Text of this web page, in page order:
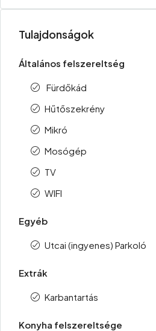
Tulajdonságok
Általános felszereltség
Fürdőkád
Hűtőszekrény
Mikró
Mosógép
TV
WIFI
Egyéb
Utcai (ingyenes) Parkoló
Extrák
Karbantartás
Konyha felszereltsége